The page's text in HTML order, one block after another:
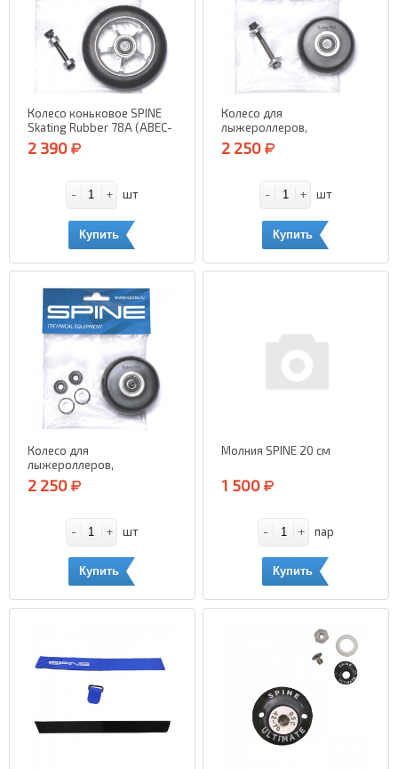
Колесо коньковое SPINE
Skating Rubber 78А (ABEC-
5)
2 390
- + шт
Купить
Колесо для
лыжероллеров,
классическое, переднее
SPINE 70A
2 250
- + шт
Купить
Колесо для
лыжероллеров,
классическое, переднее
SPINE 78A
2 250
- + шт
Купить
Молния SPINE 20 см
1 500
- + пар
Купить